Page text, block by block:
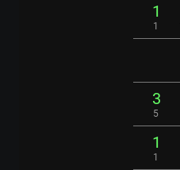
1
1
3
5
1
1